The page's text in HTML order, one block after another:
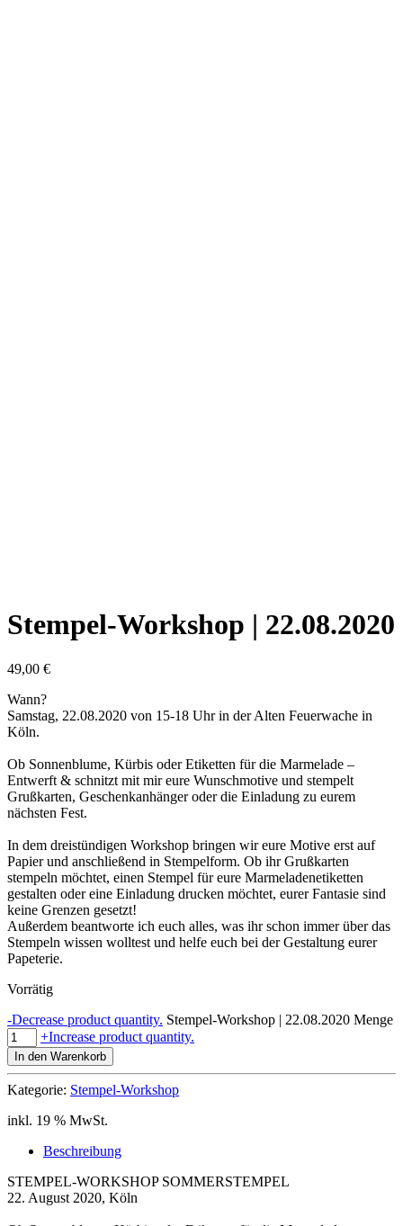
Stempel-Workshop | 22.08.2020
49,00 €
Wann?
Samstag, 22.08.2020 von 15-18 Uhr in der Alten Feuerwache in
Köln.
Ob Sonnenblume, Kürbis oder Etiketten für die Marmelade –
Entwerft & schnitzt mit mir eure Wunschmotive und stempelt
Grußkarten, Geschenkanhänger oder die Einladung zu eurem
nächsten Fest.
In dem dreistündigen Workshop bringen wir eure Motive erst auf
Papier und anschließend in Stempelform. Ob ihr Grußkarten
stempeln möchtet, einen Stempel für eure Marmeladenetiketten
gestalten oder eine Einladung drucken möchtet, eurer Fantasie sind
keine Grenzen gesetzt!
Außerdem beantworte ich euch alles, was ihr schon immer über das
Stempeln wissen wolltest und helfe euch bei der Gestaltung eurer
Papeterie.
Vorrätig
-Decrease product quantity. Stempel-Workshop | 22.08.2020 Menge
+Increase product quantity.
In den Warenkorb
Kategorie: Stempel-Workshop
inkl. 19 % MwSt.
Beschreibung
STEMPEL-WORKSHOP SOMMERSTEMPEL
22. August 2020, Köln